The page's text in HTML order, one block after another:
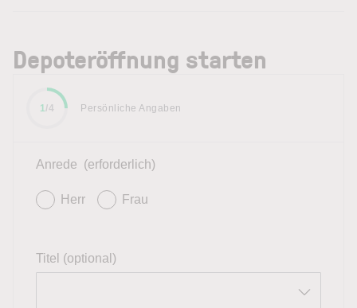
Depoteröffnung starten
1/4 Persönliche Angaben
Anrede (erforderlich)
Herr Frau
Titel (optional)